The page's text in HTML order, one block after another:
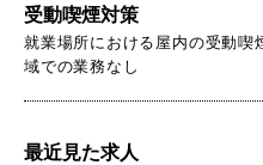
受動喫煙対策
就業場所における屋内の受動喫
域での業務なし
最近見た求人